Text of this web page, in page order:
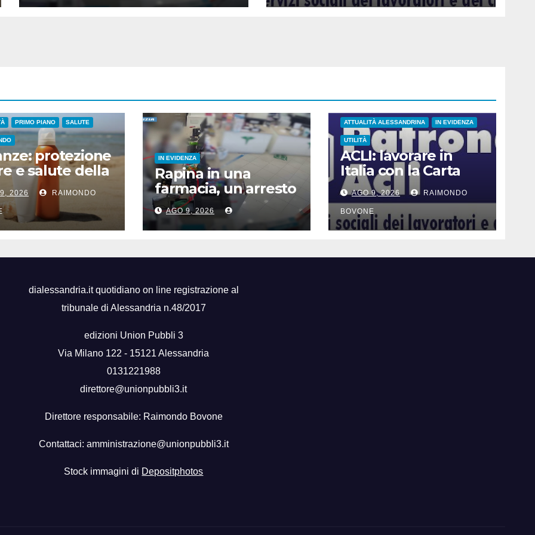
PRIMO PIANO SALUTE
protezione
e salute della
cosa dicono le
2026 RAIMONDO
IN EVIDENZA
Rapina in una
farmacia, un arresto
a Catania
AGO 9, 2026
ATTUALITÀ ALESSANDRINA IN EVIDENZA
UTILITÀ
ACLI: lavorare in
Italia con la Carta
Blu UE
AGO 9, 2026 RAIMONDO
BOVONE
dialessandria.it quotidiano on line registrazione al
tribunale di Alessandria n.48/2017
edizioni Union Pubbli 3
Via Milano 122 - 15121 Alessandria
0131221988
direttore@unionpubbli3.it
Direttore responsabile: Raimondo Bovone
Contattaci: amministrazione@unionpubbli3.it
Stock immagini di Depositphotos